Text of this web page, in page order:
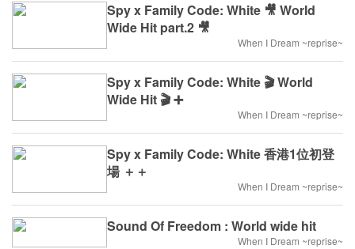
Spy x Family Code: White 🎥 World
Wide Hit part.2 🎥
When I Dream ~reprise~
Spy x Family Code: White 🎬 World
Wide Hit 🎬 ➕
When I Dream ~reprise~
Spy x Family Code: White 香港1位初登
場 ＋＋
When I Dream ~reprise~
Sound Of Freedom : World wide hit
When I Dream ~reprise~